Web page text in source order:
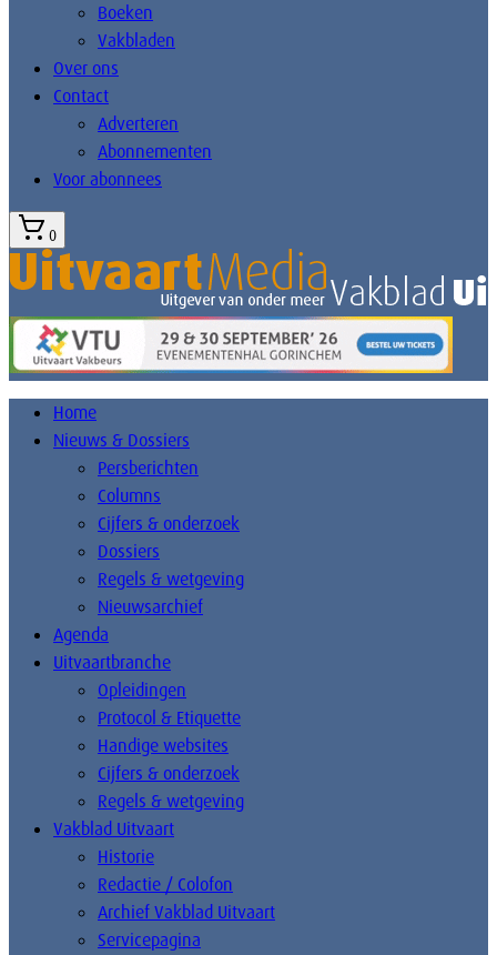
Boeken
Vakbladen
Over ons
Contact
Adverteren
Abonnementen
Voor abonnees
0
Home
Nieuws & Dossiers
Persberichten
Columns
Cijfers & onderzoek
Dossiers
Regels & wetgeving
Nieuwsarchief
Agenda
Uitvaartbranche
Opleidingen
Protocol & Etiquette
Handige websites
Cijfers & onderzoek
Regels & wetgeving
Vakblad Uitvaart
Historie
Redactie / Colofon
Archief Vakblad Uitvaart
Servicepagina